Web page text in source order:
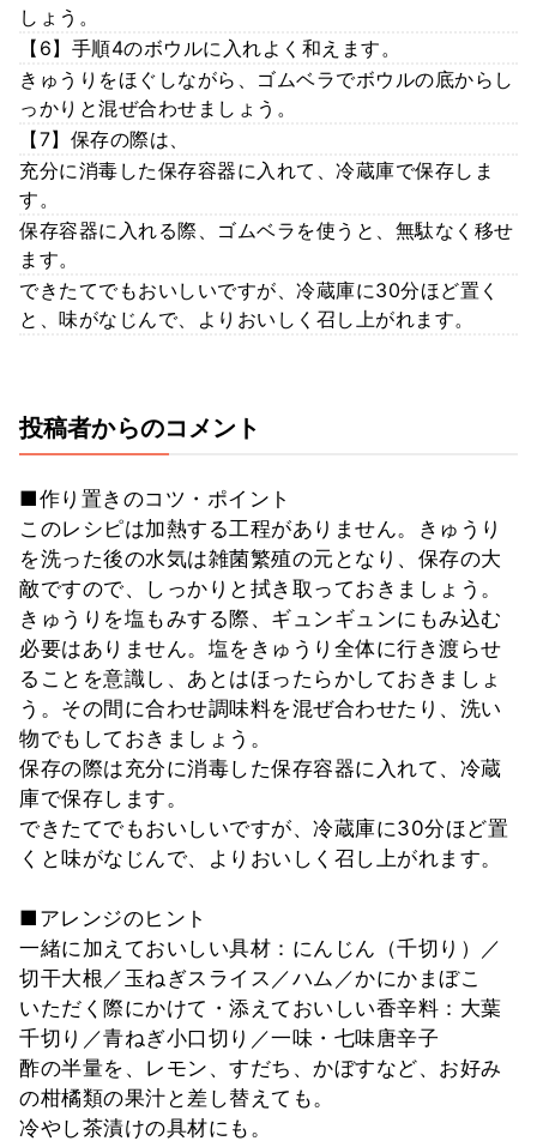
しょう。
【6】手順4のボウルに入れよく和えます。
きゅうりをほぐしながら、ゴムベラでボウルの底からし
っかりと混ぜ合わせましょう。
【7】保存の際は、
充分に消毒した保存容器に入れて、冷蔵庫で保存しま
す。
保存容器に入れる際、ゴムベラを使うと、無駄なく移せ
ます。
できたてでもおいしいですが、冷蔵庫に30分ほど置く
と、味がなじんで、よりおいしく召し上がれます。
投稿者からのコメント
■作り置きのコツ・ポイント
このレシピは加熱する工程がありません。きゅうり
を洗った後の水気は雑菌繁殖の元となり、保存の大
敵ですので、しっかりと拭き取っておきましょう。
きゅうりを塩もみする際、ギュンギュンにもみ込む
必要はありません。塩をきゅうり全体に行き渡らせ
ることを意識し、あとはほったらかしておきましょ
う。その間に合わせ調味料を混ぜ合わせたり、洗い
物でもしておきましょう。
保存の際は充分に消毒した保存容器に入れて、冷蔵
庫で保存します。
できたてでもおいしいですが、冷蔵庫に30分ほど置
くと味がなじんで、よりおいしく召し上がれます。
■アレンジのヒント
一緒に加えておいしい具材：にんじん（千切り）／
切干大根／玉ねぎスライス／ハム／かにかまぼこ
いただく際にかけて・添えておいしい香辛料：大葉
千切り／青ねぎ小口切り／一味・七味唐辛子
酢の半量を、レモン、すだち、かぼすなど、お好み
の柑橘類の果汁と差し替えても。
冷やし茶漬けの具材にも。